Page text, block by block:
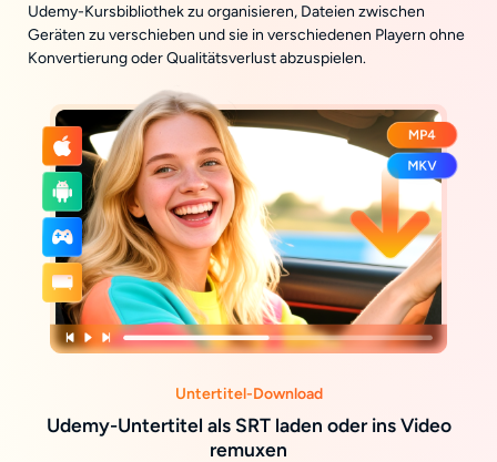
Udemy-Kursbibliothek zu organisieren, Dateien zwischen
Geräten zu verschieben und sie in verschiedenen Playern ohne
Konvertierung oder Qualitätsverlust abzuspielen.
Untertitel-Download
Udemy-Untertitel als SRT laden oder ins Video
remuxen